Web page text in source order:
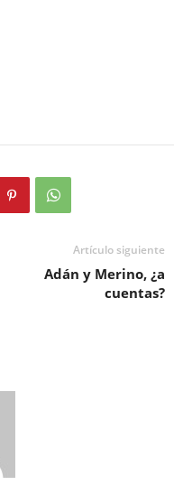
Artículo siguiente
Adán y Merino, ¿a
cuentas?